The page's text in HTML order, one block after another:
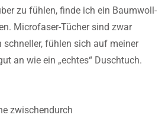
zu fühlen, finde ich ein Baumwoll-
Microfaser-Tücher sind zwar
schneller, fühlen sich auf meiner
an wie ein „echtes“ Duschtuch.
zwischendurch